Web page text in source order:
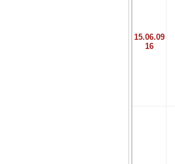
15.06.09
16